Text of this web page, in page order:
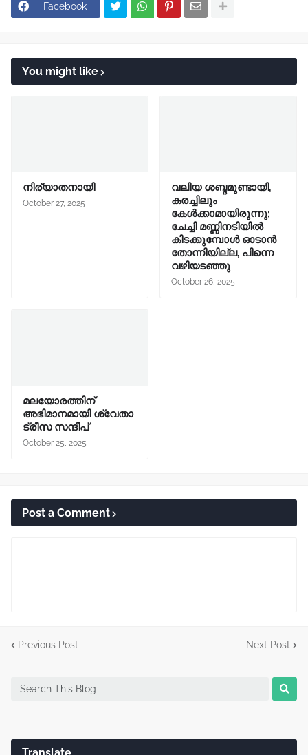
Facebook
You might like
നിര്യാതനായി
October 27, 2025
വലിയ ശബ്ദമുണ്ടായി,
കരച്ചിലും
കേൾക്കാമായിരുന്നു;
ചേച്ചി മണ്ണിനടിയിൽ
കിടക്കുമ്പോൾ ഓടാൻ
തോന്നിയില്ല, പിന്നെ
വഴിയടഞ്ഞു
October 26, 2025
മലയോരത്തിന്
അഭിമാനമായി ശ്വേതാ
ട്രീസ സന്ദീപ്
October 25, 2025
Post a Comment
Previous Post Next Post